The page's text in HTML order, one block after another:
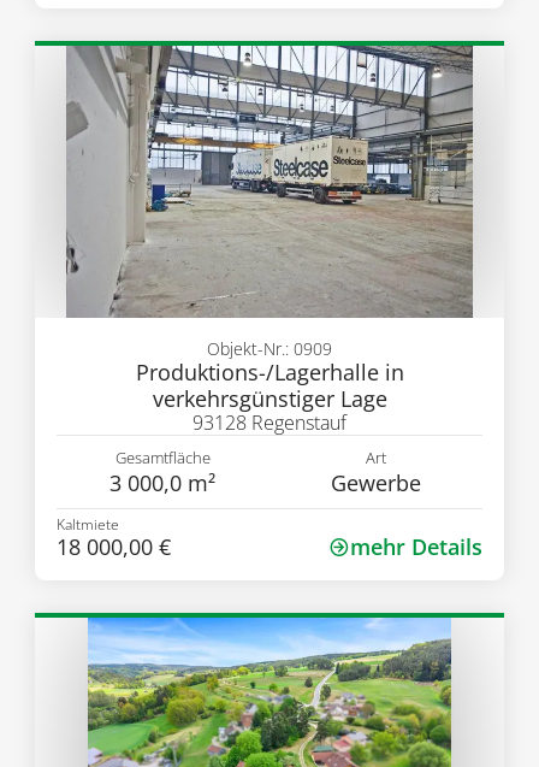
Produktions-/Lagerhalle in
verkehrsgünstiger Lage
Objekt-Nr.: 0909
93128 Regenstauf
Gesamtfläche
3 000,0 m²
Art
Gewerbe
Kaltmiete
18 000,00 € mehr Details